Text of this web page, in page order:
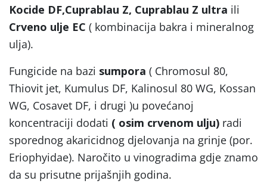
Kocide DF,Cuprablau Z, Cuprablau Z ultra ili
Crveno ulje EC ( kombinacija bakra i mineralnog
ulja).
Fungicide na bazi sumpora ( Chromosul 80,
Thiovit jet, Kumulus DF, Kalinosul 80 WG, Kossan
WG, Cosavet DF, i drugi )u povećanoj
koncentraciji dodati ( osim crvenom ulju) radi
sporednog akaricidnog djelovanja na grinje (por.
Eriophyidae). Naročito u vinogradima gdje znamo
da su prisutne prijašnjih godina.